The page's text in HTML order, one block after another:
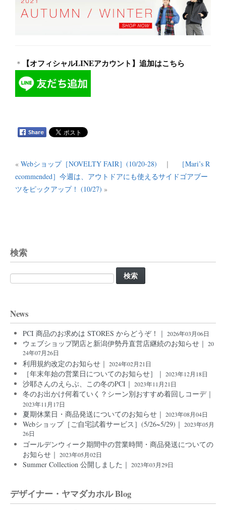
＊ 【オフィシャルLINEアカウント】追加はこちら
« Webショップ［NOVELTY FAIR］(10/20-28) ｜
［Mari’s R
ecommended］今週は、アウトドアにも使えるサイドゴアブー
ツをピックアップ！ (10/27) »
検索
検
索:
News
PCI 商品のお求めは STORES からどうぞ！｜ 2026年03月06日
ウェブショップ閉店と新潟伊勢丹直営店継続のお知らせ｜ 20
24年07月26日
利用規約改定のお知らせ｜ 2024年02月21日
［年末年始の営業日についてのお知らせ］｜ 2023年12月18日
沙耶さんのえらぶ、この冬のPCI｜ 2023年11月21日
冬のお出かけ何着ていく？シーン別おすすめ着回しコーデ｜
2023年11月17日
夏期休業日・商品発送についてのお知らせ｜ 2023年08月04日
Webショップ［ご自宅試着サービス］(5/26~5/29)｜ 2023年05月
26日
ゴールデンウィーク期間中の営業時間・商品発送についての
お知らせ｜ 2023年05月02日
Summer Collection 公開しました｜ 2023年03月29日
デザイナー・ヤマダカホル Blog